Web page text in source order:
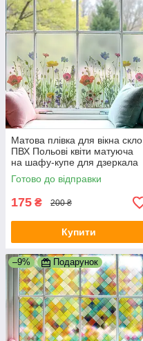
Матова плівка для вікна скло
ПВХ Польові квіти матуюча
на шафу-купе для дзеркала
1000х500 мм
Готово до відправки
175 ₴ 200 ₴
Купити
–9% Подарунок